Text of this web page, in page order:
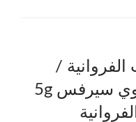
/
60709445 / تركيب مقوي سيرفس 5g